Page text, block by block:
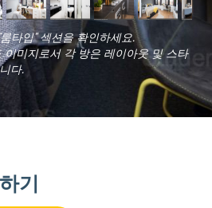
타입" 섹션을 확인하세요.
미지로서 각 방은 레이아웃 및 스타
다.
기